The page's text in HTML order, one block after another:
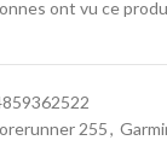
ont vu ce
255,